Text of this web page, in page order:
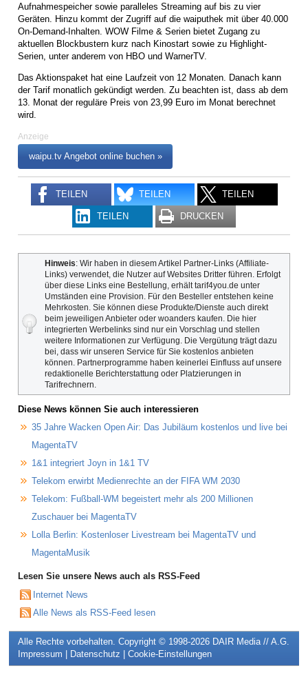
Aufnahmespeicher sowie paralleles Streaming auf bis zu vier
Geräten. Hinzu kommt der Zugriff auf die waiputhek mit über 40.000
On-Demand-Inhalten. WOW Filme & Serien bietet Zugang zu
aktuellen Blockbustern kurz nach Kinostart sowie zu Highlight-
Serien, unter anderem von HBO und WarnerTV.
Das Aktionspaket hat eine Laufzeit von 12 Monaten. Danach kann
der Tarif monatlich gekündigt werden. Zu beachten ist, dass ab dem
13. Monat der reguläre Preis von 23,99 Euro im Monat berechnet
wird.
Anzeige
waipu.tv Angebot online buchen »
TEILEN TEILEN TEILEN
TEILEN DRUCKEN
Hinweis: Wir haben in diesem Artikel Partner-Links (Affiliate-
Links) verwendet, die Nutzer auf Websites Dritter führen. Erfolgt
über diese Links eine Bestellung, erhält tarif4you.de unter
Umständen eine Provision. Für den Besteller entstehen keine
Mehrkosten. Sie können diese Produkte/Dienste auch direkt
beim jeweiligen Anbieter oder woanders kaufen. Die hier
integrierten Werbelinks sind nur ein Vorschlag und stellen
weitere Informationen zur Verfügung. Die Vergütung trägt dazu
bei, dass wir unseren Service für Sie kostenlos anbieten
können. Partnerprogramme haben keinerlei Einfluss auf unsere
redaktionelle Berichterstattung oder Platzierungen in
Tarifrechnern.
Diese News können Sie auch interessieren
35 Jahre Wacken Open Air: Das Jubiläum kostenlos und live bei
MagentaTV
1&1 integriert Joyn in 1&1 TV
Telekom erwirbt Medienrechte an der FIFA WM 2030
Telekom: Fußball-WM begeistert mehr als 200 Millionen
Zuschauer bei MagentaTV
Lolla Berlin: Kostenloser Livestream bei MagentaTV und
MagentaMusik
Lesen Sie unsere News auch als RSS-Feed
Internet News
Alle News als RSS-Feed lesen
Alle Rechte vorbehalten. Copyright © 1998-2026 DAIR Media // A.G.
Impressum
Datenschutz Cookie-Einstellungen